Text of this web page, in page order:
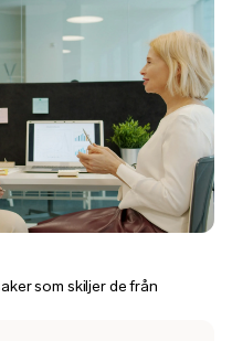
som skiljer de från